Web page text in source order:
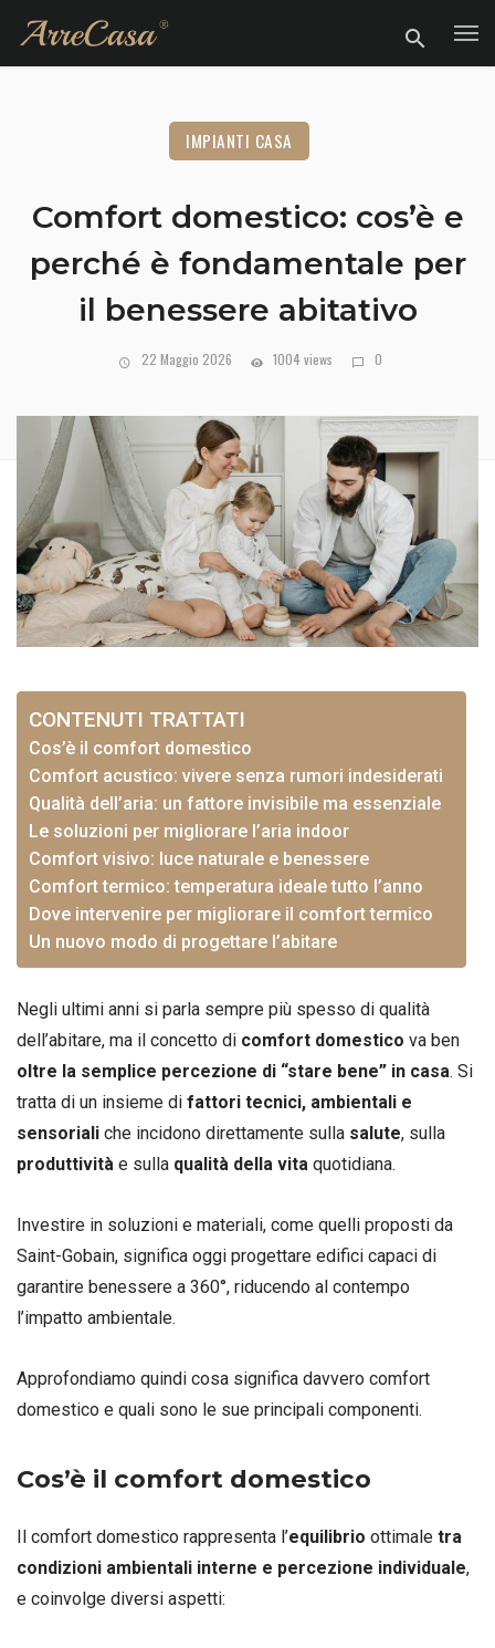
IMPIANTI CASA
Comfort domestico: cos’è e
perché è fondamentale per
il benessere abitativo
22 Maggio 2026 1004 views 0
CONTENUTI TRATTATI
Cos’è il comfort domestico
Comfort acustico: vivere senza rumori indesiderati
Qualità dell’aria: un fattore invisibile ma essenziale
Le soluzioni per migliorare l’aria indoor
Comfort visivo: luce naturale e benessere
Comfort termico: temperatura ideale tutto l’anno
Dove intervenire per migliorare il comfort termico
Un nuovo modo di progettare l’abitare
Negli ultimi anni si parla sempre più spesso di qualità
dell’abitare, ma il concetto di comfort domestico va ben
oltre la semplice percezione di “stare bene” in casa. Si
tratta di un insieme di fattori tecnici, ambientali e
sensoriali che incidono direttamente sulla salute, sulla
produttività e sulla qualità della vita quotidiana.
Investire in soluzioni e materiali, come quelli proposti da
Saint-Gobain, significa oggi progettare edifici capaci di
garantire benessere a 360°, riducendo al contempo
l’impatto ambientale.
Approfondiamo quindi cosa significa davvero comfort
domestico e quali sono le sue principali componenti.
Cos’è il comfort domestico
Il comfort domestico rappresenta l’equilibrio ottimale tra
condizioni ambientali interne e percezione individuale,
e coinvolge diversi aspetti: